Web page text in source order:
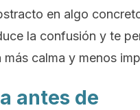
en algo
la confusión y te
calma y menos
antes de